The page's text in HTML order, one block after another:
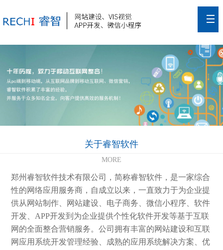
关于睿智软件
MORE
郑州睿智软件技术有限公司，简称睿智软件，是一家综合
性的网络应用服务商，自成立以来，一直致力于为企业提
供从网站制作、网站建设、电子商务、微信小程序、软件
开发、APP开发到为企业提供个性化软件开发等基于互联
网的全面整合营销服务。公司拥有丰富的网站建设和互联
网应用系统开发管理经验、成熟的应用系统解决方案、优